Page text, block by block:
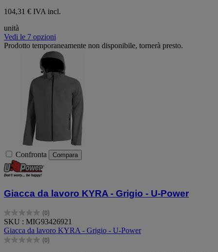
104,31 € IVA incl.
unità
Vedi le 7 opzioni
Prodotto temporaneamente non disponibile, tornerà presto.
Confronta Compara
Giacca da lavoro KYRA - Grigio - U-Power
(0)
0.0
su
5
stelle.
SKU : MIG93426921
Giacca da lavoro KYRA - Grigio - U-Power
(0)
0.0